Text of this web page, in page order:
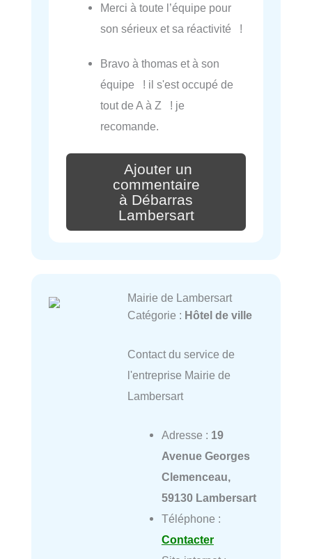
Merci à toute l’équipe pour
son sérieux et sa réactivité !
Bravo à thomas et à son
équipe ! il s'est occupé de
tout de A à Z ! je
recomande.
Ajouter un
commentaire
à Débarras
Lambersart
Mairie de Lambersart
Catégorie : Hôtel de ville
Contact du service de
l'entreprise Mairie de
Lambersart
Adresse : 19
Avenue Georges
Clemenceau,
59130 Lambersart
Téléphone :
Contacter